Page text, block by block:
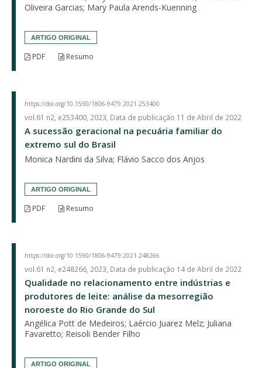
Oliveira Garcias; Mary Paula Arends-Kuenning
ARTIGO ORIGINAL
PDF Resumo
https://doi.org/10.1590/1806-9479.2021.253400
vol.61 n2, e253400, 2023, Data de publicação 11 de Abril de 2022
A sucessão geracional na pecuária familiar do
extremo sul do Brasil
Monica Nardini da Silva; Flávio Sacco dos Anjos
ARTIGO ORIGINAL
PDF Resumo
https://doi.org/10.1590/1806-9479.2021.248266
vol.61 n2, e248266, 2023, Data de publicação 14 de Abril de 2022
Qualidade no relacionamento entre indústrias e
produtores de leite: análise da mesorregião
noroeste do Rio Grande do Sul
Angélica Pott de Medeiros; Laércio Juarez Melz; Juliana
Favaretto; Reisoli Bender Filho
ARTIGO ORIGINAL